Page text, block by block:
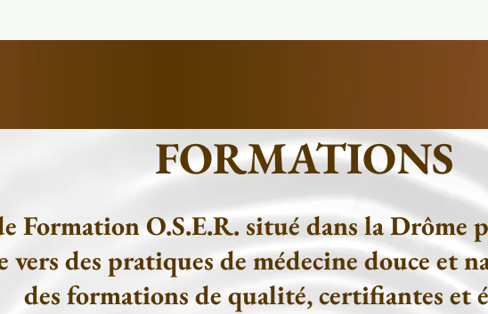
FORMATIONS
Formation O.S.E.R. situé dans la Drôme
vers des pratiques de médecine douce et
des formations de qualité,certifiantes et